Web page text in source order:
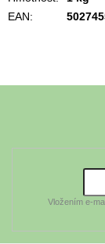
EAN:
Vložením e-